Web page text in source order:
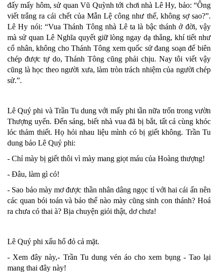
đấy mấy hôm, sử quan Vũ Quỳnh tới chơi nhà Lê Hy, bảo: “Ông
viết trắng ra cái chết của Mẫn Lệ công như thế, không sợ sao?”.
Lê Hy nói: “Vua Thánh Tông nhà Lê ta là bậc thánh ở đời, vậy
mà sử quan Lê Nghĩa quyết giữ lòng ngay dạ thẳng, khí tiết như
cổ nhân, không cho Thánh Tông xem quốc sử đang soạn để biên
chép được tự do, Thánh Tông cũng phải chịu. Nay tôi viết vậy
cũng là học theo người xưa, làm tròn trách nhiệm của người chép
sử.”.
Lê Quý phi và Trần Tu dung với mấy phi tần nữa trốn trong vườn
Thượng uyển. Đến sáng, biết nhà vua đã bị bắt, tất cả cùng khóc
lóc thảm thiết. Họ hỏi nhau liệu mình có bị giết không. Trần Tu
dung bảo Lê Quý phi:
- Chỉ mày bị giết thôi vì mày mang giọt máu của Hoàng thượng!
- Đâu, làm gì có!
- Sao bảo mày mơ được thần nhân dâng ngọc tỉ với hai cái ấn nên
các quan bói toán và bảo thể nào mày cũng sinh con thánh? Hoá
ra chưa có thai à? Bịa chuyện giỏi thật, dơ chưa!
Lê Quý phi xấu hổ đỏ cả mặt.
- Xem đây này,- Trần Tu dung vén áo cho xem bụng - Tao lại
mang thai đây này!